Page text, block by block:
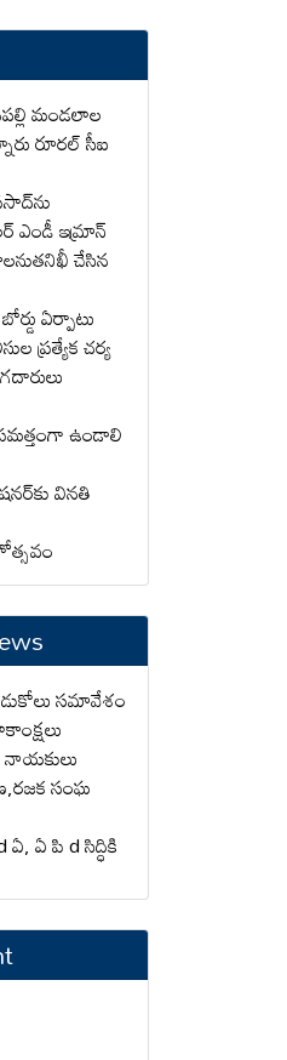
మండలాల
రూరల్ సీఐ
ఎండీ ఇమ్రాన్
చేసిన
ఏర్పాటు
ప్రత్యేక చర్య
ఉండాలి
వినతి
సమావేశం
నాయకులు
సంఘ
ఏ పి d సిద్ధికి